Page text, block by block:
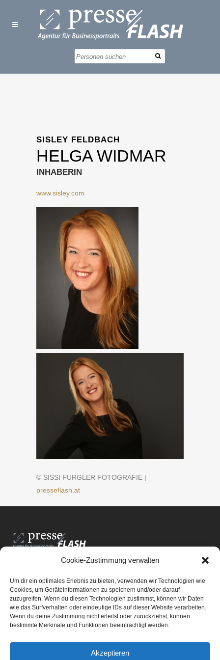
Cookie-Zustimmung verwalten
Um dir ein optimales Erlebnis zu bieten, verwenden wir Technologien wie
Cookies, um Geräteinformationen zu speichern und/oder darauf
zuzugreifen. Wenn du diesen Technologien zustimmst, können wir Daten
wie das Surfverhalten oder eindeutige IDs auf dieser Website verarbeiten.
Wenn du deine Zustimmung nicht erteilst oder zurückziehst, können
bestimmte Merkmale und Funktionen beeinträchtigt werden.
Akzeptieren
SISLEY FELDBACH
HELGA WIDMAR
INHABERIN
www.sisley.com
© SISSI FURGLER FOTOGRAFIE |
presseflash.at
PresseFlash e.U.
8061 St. Radegund bei Graz
E-Mail-Adresse:office@presseflash.at
UID-Nr. ATU 69512805